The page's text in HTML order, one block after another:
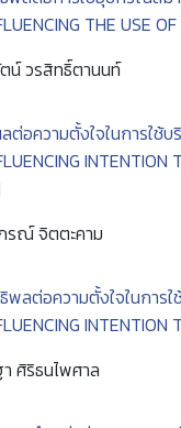
THE USE
น์ วรสิทธิ์ตานนท์
ต่อความตั้งใจในการใช้
INTENTION
รณ์ จิตตะคาม
ลต่อความตั้งใจในการ
INTENTION
ศิริธนไพศาล